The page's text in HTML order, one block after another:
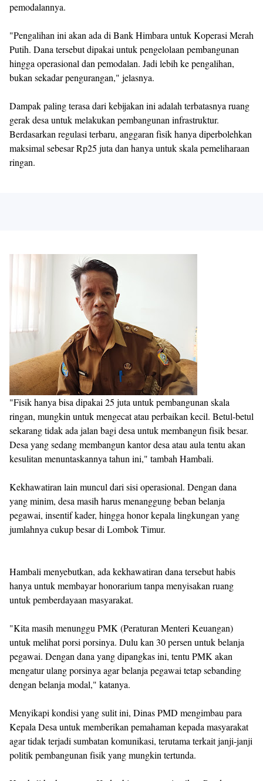
pemodalannya.
"Pengalihan ini akan ada di Bank Himbara untuk Koperasi Merah
Putih. Dana tersebut dipakai untuk pengelolaan pembangunan
hingga operasional dan pemodalan. Jadi lebih ke pengalihan,
bukan sekadar pengurangan," jelasnya.
Dampak paling terasa dari kebijakan ini adalah terbatasnya ruang
gerak desa untuk melakukan pembangunan infrastruktur.
Berdasarkan regulasi terbaru, anggaran fisik hanya diperbolehkan
maksimal sebesar Rp25 juta dan hanya untuk skala pemeliharaan
ringan.
"Fisik hanya bisa dipakai 25 juta untuk pembangunan skala
ringan, mungkin untuk mengecat atau perbaikan kecil. Betul-betul
sekarang tidak ada jalan bagi desa untuk membangun fisik besar.
Desa yang sedang membangun kantor desa atau aula tentu akan
kesulitan menuntaskannya tahun ini," tambah Hambali.
Kekhawatiran lain muncul dari sisi operasional. Dengan dana
yang minim, desa masih harus menanggung beban belanja
pegawai, insentif kader, hingga honor kepala lingkungan yang
jumlahnya cukup besar di Lombok Timur.
Hambali menyebutkan, ada kekhawatiran dana tersebut habis
hanya untuk membayar honorarium tanpa menyisakan ruang
untuk pemberdayaan masyarakat.
"Kita masih menunggu PMK (Peraturan Menteri Keuangan)
untuk melihat porsi porsinya. Dulu kan 30 persen untuk belanja
pegawai. Dengan dana yang dipangkas ini, tentu PMK akan
mengatur ulang porsinya agar belanja pegawai tetap sebanding
dengan belanja modal," katanya.
Menyikapi kondisi yang sulit ini, Dinas PMD mengimbau para
Kepala Desa untuk memberikan pemahaman kepada masyarakat
agar tidak terjadi sumbatan komunikasi, terutama terkait janji-janji
politik pembangunan fisik yang mungkin tertunda.